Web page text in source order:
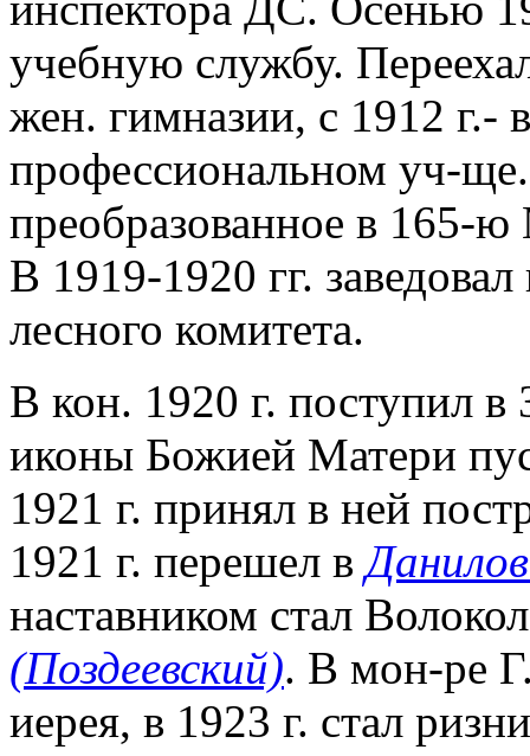
учебную службу.
жен. гимназии, с 1912 г.-
профессиональном уч-
преобразованное в 165-
В 1919-1920 гг.
лесного комитета.
В кон. 1920 г. поступил
иконы Божией Матери
1921 г. принял в ней
1921 г. перешел в
наставником стал
(Поздеевский). В мон-ре
иерея, в 1923 г. стал